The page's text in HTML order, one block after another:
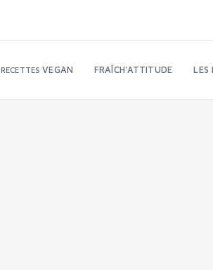
RECETTESVEGAN FRAÎCH'ATTITUDE LES